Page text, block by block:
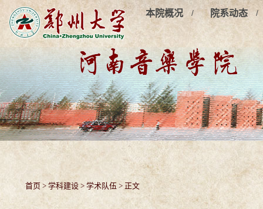
本院概况 / 院系动态 /
首页 > 学科建设 > 学术队伍 > 正文